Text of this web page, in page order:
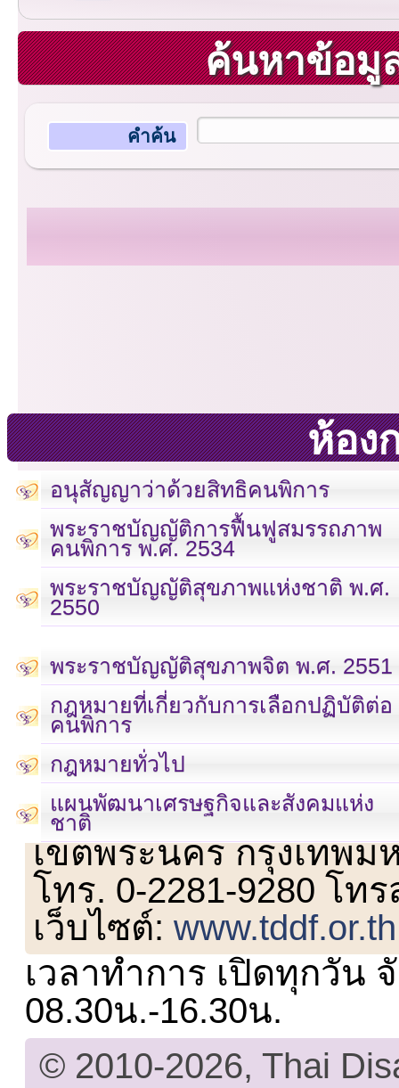
ค้นหาข้อมู
คำค้น
ห้อง
อนุสัญญาว่าด้วยสิทธิคนพิการ
พระราชบัญญัติการฟื้นฟูสมรรถภาพ
คนพิการ พ.ศ. 2534
พระราชบัญญัติสุขภาพแห่งชาติ พ.ศ.
2550
พระราชบัญญัติสุขภาพจิต พ.ศ. 2551
กฎหมายที่เกี่ยวกับการเลือกปฏิบัติต่อ
คนพิการ
กฎหมายทั่วไป
แผนพัฒนาเศรษฐกิจและสังคมแห่ง
ชาติ
เลขที่ 23 ชั้น 2 ถนนวิ
เขตพระนคร กรุงเทพม
โทร. 0-2281-9280 โท
เว็บไซต์:www.tddf.or.th
เวลาทำการ เปิดทุกวัน
08.30น.-16.30น.
© 2010-2026, Thai